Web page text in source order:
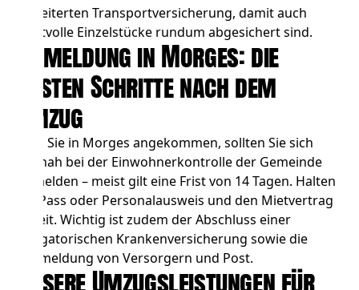
erweiterten Transportversicherung, damit auch
wertvolle Einzelstücke rundum abgesichert sind.
Anmeldung in Morges: die
ersten Schritte nach dem
Umzug
Sind Sie in Morges angekommen, sollten Sie sich
zeitnah bei der Einwohnerkontrolle der Gemeinde
anmelden – meist gilt eine Frist von 14 Tagen. Halten
Sie Pass oder Personalausweis und den Mietvertrag
bereit. Wichtig ist zudem der Abschluss einer
obligatorischen Krankenversicherung sowie die
Ummeldung von Versorgern und Post.